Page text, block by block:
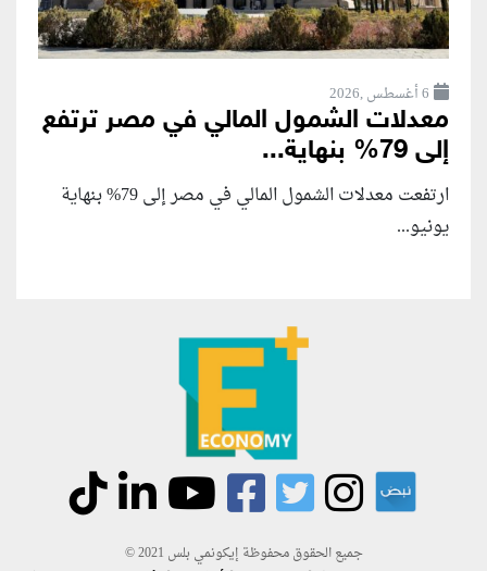
6 أغسطس ,2026
معدلات الشمول المالي في مصر ترتفع
إلى 79% بنهاية...
ارتفعت معدلات الشمول المالي في مصر إلى 79% بنهاية
يونيو...
جميع الحقوق محفوظة إيكونمي بلس 2021 ©